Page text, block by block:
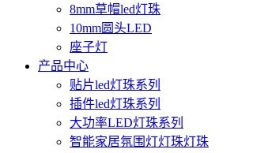
8mm草帽led灯珠
10mm圆头LED
座子灯
产品中心
贴片led灯珠系列
插件led灯珠系列
大功率LED灯珠系列
智能家居氛围灯灯珠灯珠